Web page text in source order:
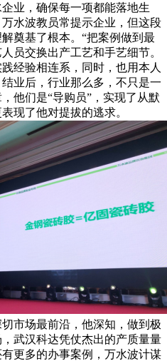
业，确保每一项都能落地生
水波教员常提示企业，但这段
奠基了根本。“把案例做到最
员交换出产工艺和手艺细节。
经验相连系，同时，也用本人
业后，行业那么多，不只是一
他们是“导购员”，实现了从默
现了他对提拔的逃求。
市场最前沿，他深知，做到极
武汉科达凭仗杰出的产质量量
更多的办事案例，万水波计谋